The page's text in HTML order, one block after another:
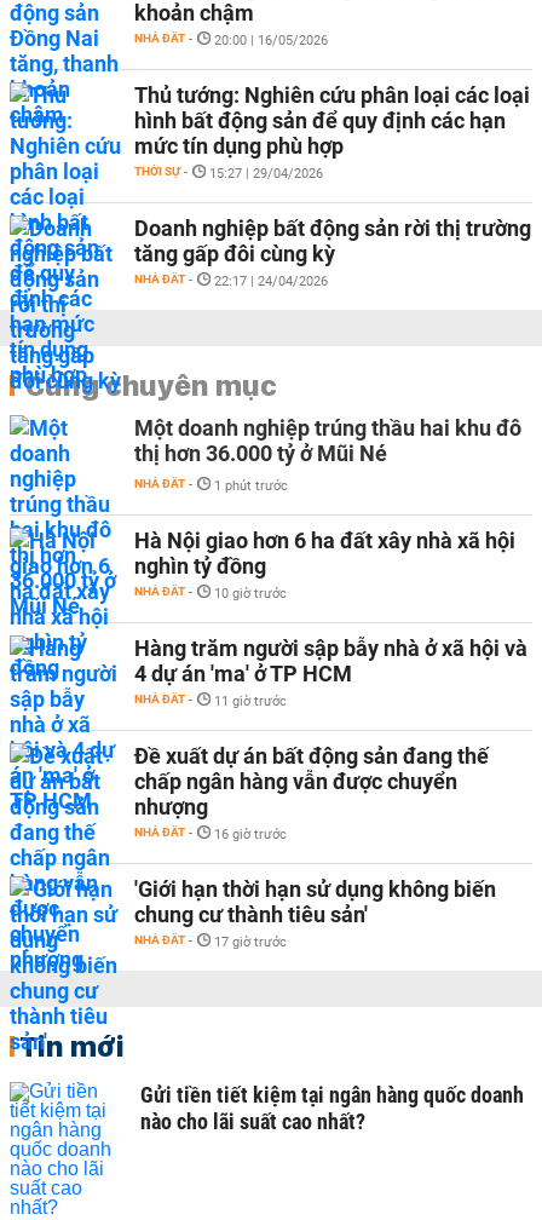
khoản chậm
NHÀ ĐẤT - 20:00 | 16/05/2026
Thủ tướng: Nghiên cứu phân loại các loại
hình bất động sản để quy định các hạn
mức tín dụng phù hợp
THỜI SỰ - 15:27 | 29/04/2026
Doanh nghiệp bất động sản rời thị trường
tăng gấp đôi cùng kỳ
NHÀ ĐẤT - 22:17 | 24/04/2026
Cùng chuyên mục
Một doanh nghiệp trúng thầu hai khu đô
thị hơn 36.000 tỷ ở Mũi Né
NHÀ ĐẤT - 1 phút trước
Hà Nội giao hơn 6 ha đất xây nhà xã hội
nghìn tỷ đồng
NHÀ ĐẤT - 10 giờ trước
Hàng trăm người sập bẫy nhà ở xã hội và
4 dự án 'ma' ở TP HCM
NHÀ ĐẤT - 11 giờ trước
Đề xuất dự án bất động sản đang thế
chấp ngân hàng vẫn được chuyển
nhượng
NHÀ ĐẤT - 16 giờ trước
'Giới hạn thời hạn sử dụng không biến
chung cư thành tiêu sản'
NHÀ ĐẤT - 17 giờ trước
Tin mới
Gửi tiền tiết kiệm tại ngân hàng quốc doanh
nào cho lãi suất cao nhất?